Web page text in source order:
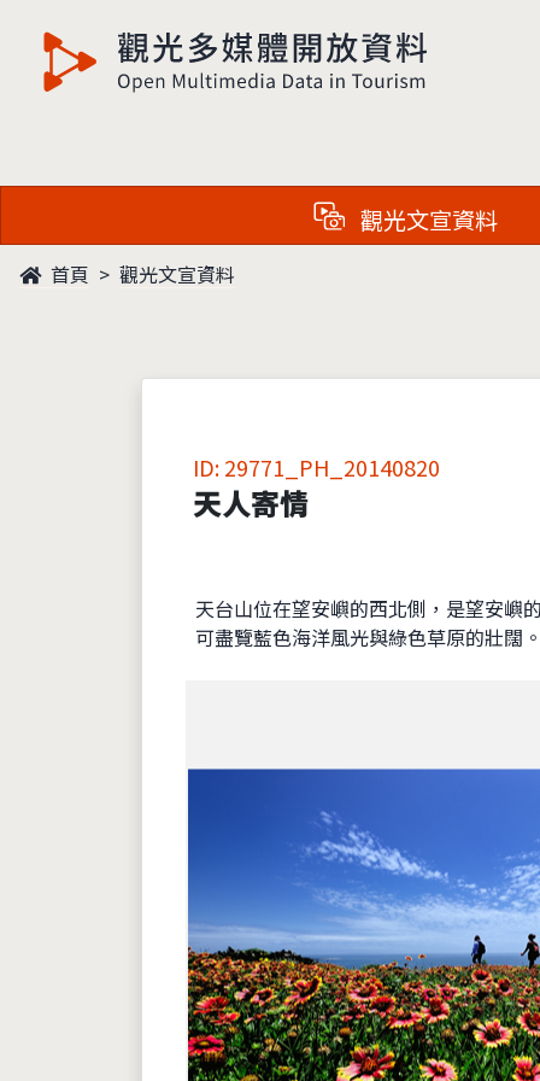
觀光多媒體開放資料
觀光文宣資料
首頁 觀光文宣資料
ID: 29771_PH_20140820
天人寄情
天台山位在望安嶼的西北側，是望安嶼
可盡覽藍色海洋風光與綠色草原的壯闊